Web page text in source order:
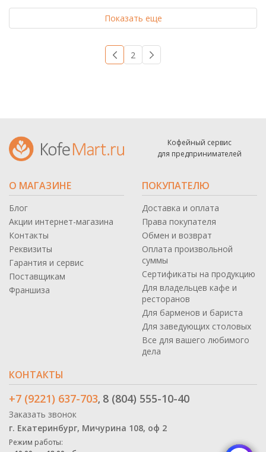
Показать еще
1 2 →
Кофейный сервис
для предпринимателей
О МАГАЗИНЕ
Блог
Акции интернет-магазина
Контакты
Реквизиты
Гарантия и сервис
Поставщикам
Франшиза
ПОКУПАТЕЛЮ
Доставка и оплата
Права покупателя
Обмен и возврат
Оплата произвольной
суммы
Сертификаты на продукцию
Для владельцев кафе и
ресторанов
Для барменов и бариста
Для заведующих столовых
Все для вашего любимого
дела
КОНТАКТЫ
+7 (9221) 637-703, 8 (804) 555-10-40
Заказать звонок
г. Екатеринбург, Мичурина 108, оф 2
Режим работы: